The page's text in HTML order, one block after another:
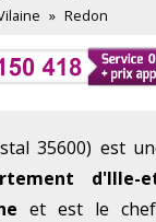
» Redon
35600) est
d'Ille-
et est le